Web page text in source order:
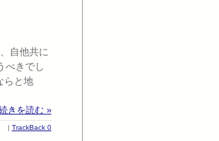
自他共に
べきでし
らと地
きを読む »
| TrackBack 0